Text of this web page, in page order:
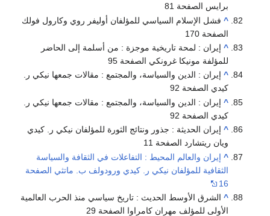
برايس الصفحة 81
^ فشل الإسلام السياسي للمؤلفان أوليفر روي وكارول فولك
الصفحة 170
^ إيران : لمحة تاريخية موجزة : من أسلمة إلى الحاضر
للمؤلفة مونيكا غرونكي الصفحة 95
^ إيران : الدين والسياسة، والمجتمع : مقالات جمعها نيكي ر.
كيدي الصفحة 92
^ إيران : الدين والسياسة، والمجتمع : مقالات جمعها نيكي ر.
كيدي الصفحة 92
^ إيران الحديثة : جذور ونتائج الثورة للمؤلفان نيكي ر. كيدي
ويان ريتشارد الصفحة 11
^ إيران والعالم المحيط : التفاعلات في الثقافة والسياسة
الثقافية للمؤلفان نيكي ر. كيدي ورودولف ب. ماتثي الصفحة
16
^ الشرق الأوسط الحديث : تاريخ سياسي منذ الحرب العالمية
الأولى للمؤلف مهران كامراوا الصفحة 29